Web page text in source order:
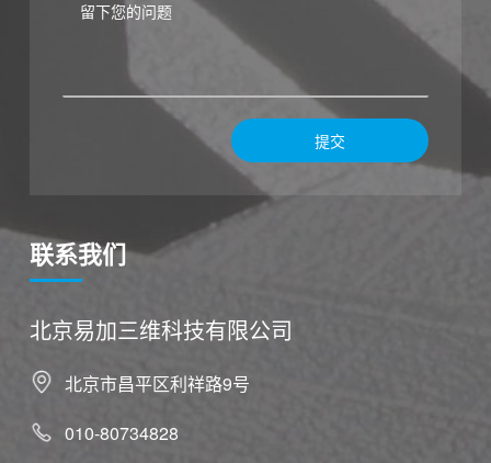
提交
联系我们
北京易加三维科技有限公司
北京市昌平区利祥路9号
010-80734828